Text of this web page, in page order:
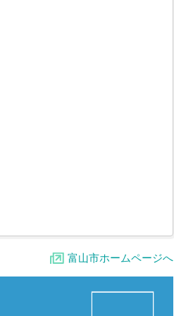
富山市ホームページへ